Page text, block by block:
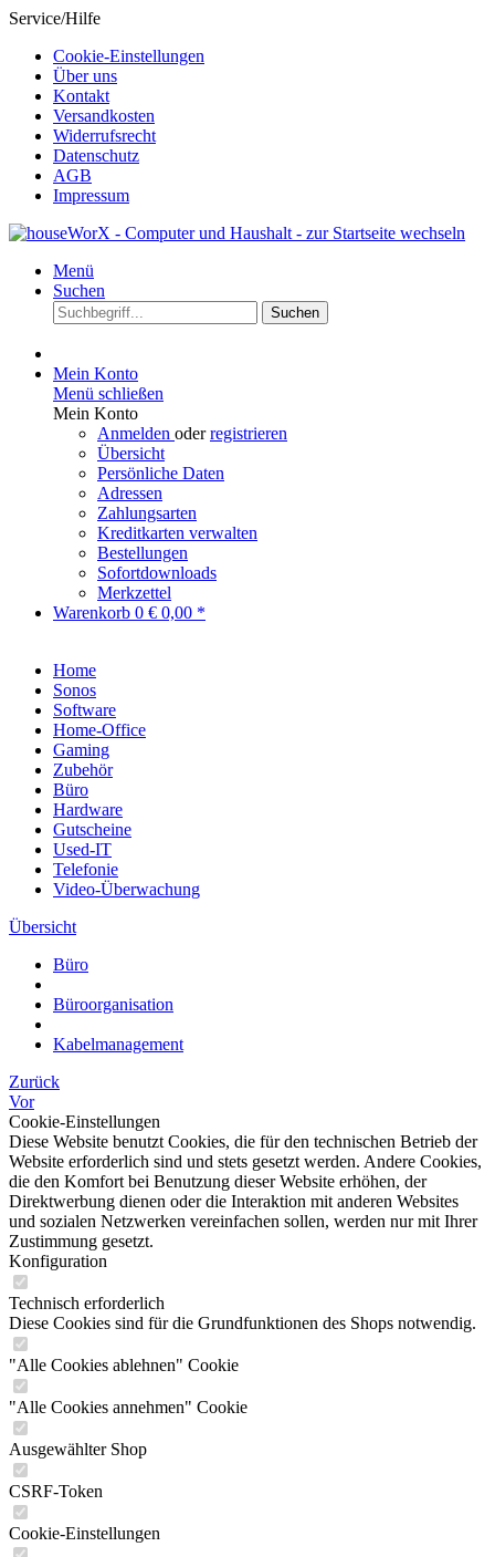
Service/Hilfe
Cookie-Einstellungen
Über uns
Kontakt
Versandkosten
Widerrufsrecht
Datenschutz
AGB
Impressum
Menü
Suchen
Suchen
Mein Konto
Menü schließen
Mein Konto
Anmelden oderregistrieren
Übersicht
Persönliche Daten
Adressen
Zahlungsarten
Kreditkarten verwalten
Bestellungen
Sofortdownloads
Merkzettel
Warenkorb 0 € 0,00 *
Home
Sonos
Software
Home-Office
Gaming
Zubehör
Büro
Hardware
Gutscheine
Used-IT
Telefonie
Video-Überwachung
Übersicht
Büro
Büroorganisation
Kabelmanagement
Zurück
Vor
Cookie-Einstellungen
Diese Website benutzt Cookies, die für den technischen Betrieb der
Website erforderlich sind und stets gesetzt werden. Andere Cookies,
die den Komfort bei Benutzung dieser Website erhöhen, der
Direktwerbung dienen oder die Interaktion mit anderen Websites
und sozialen Netzwerken vereinfachen sollen, werden nur mit Ihrer
Zustimmung gesetzt.
Konfiguration
Technisch erforderlich
Diese Cookies sind für die Grundfunktionen des Shops notwendig.
"Alle Cookies ablehnen" Cookie
"Alle Cookies annehmen" Cookie
Ausgewählter Shop
CSRF-Token
Cookie-Einstellungen